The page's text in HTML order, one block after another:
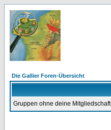
Die Gallier Foren-Übersicht
Gruppen ohne deine Mitgliedschaft